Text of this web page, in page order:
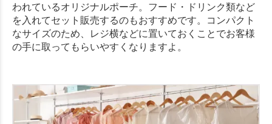
われているオリジナルポーチ。フード・ドリンク類など
を入れてセット販売するのもおすすめです。コンパクト
なサイズのため、レジ横などに置いておくことでお客様
の手に取ってもらいやすくなりますよ。